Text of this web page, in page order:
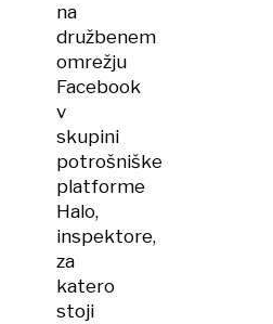
na
družbenem
omrežju
Facebook
v
skupini
potrošniške
platforme
Halo,
inspektore,
za
katero
stoji